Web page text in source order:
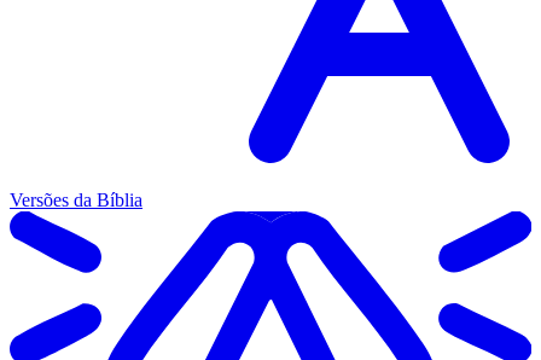
Versões da Bíblia